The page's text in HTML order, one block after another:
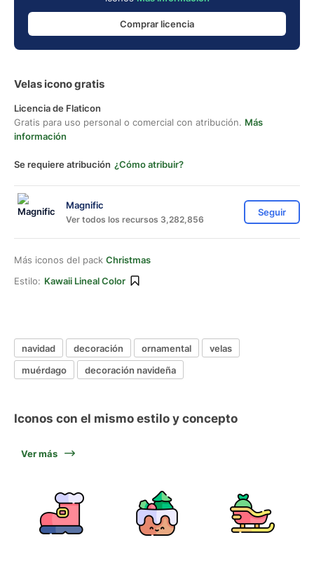
Comprar licencia
Velas icono gratis
Licencia de Flaticon
Gratis para uso personal o comercial con atribución. Más
información
Se requiere atribución ¿Cómo atribuir?
Magnific
Ver todos los recursos 3,282,856
Seguir
Más iconos del pack Christmas
Estilo: Kawaii Lineal Color
navidad decoración ornamental
velas
muérdago
decoración navideña
Iconos con el mismo estilo y concepto
Ver más